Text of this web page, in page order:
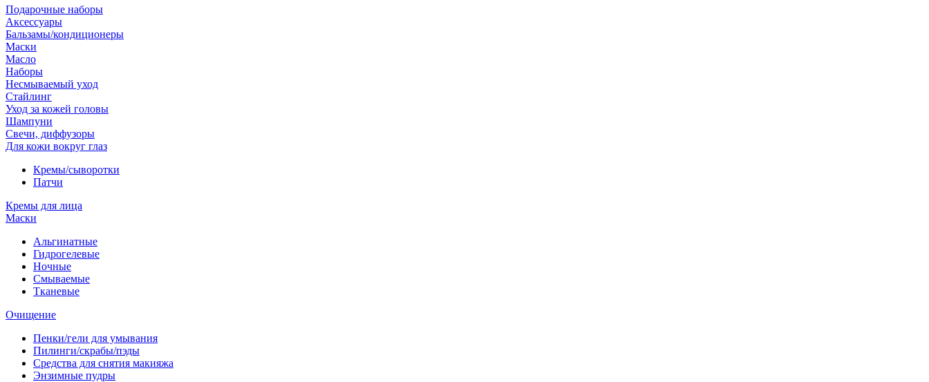
Подарочные наборы
Аксессуары
Бальзамы/кондиционеры
Маски
Масло
Наборы
Несмываемый уход
Стайлинг
Уход за кожей головы
Шампуни
Свечи, диффузоры
Для кожи вокруг глаз
Кремы/сыворотки
Патчи
Кремы для лица
Маски
Альгинатные
Гидрогелевые
Ночные
Смываемые
Тканевые
Очищение
Пенки/гели для умывания
Пилинги/скрабы/пэды
Средства для снятия макияжа
Энзимные пудры